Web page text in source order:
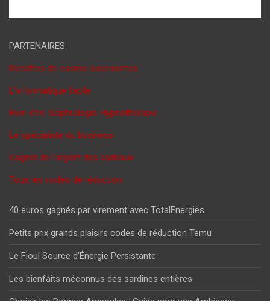
PARTENAIRES
Recettes de cuisine succulentes
L'informatique facile
Bien-être-Sophrologie-Hypnothérapie
Le spécialiste du business
Gagner de l'argent des cadeaux
Tous les codes de réduction
40 euros gagnés par virement avec TotalEnergies
Petits prix grands plaisirs codes de réduction Temu
Le Fioul Source d’Énergie Persistante
Les bienfaits méconnus des sardines entières